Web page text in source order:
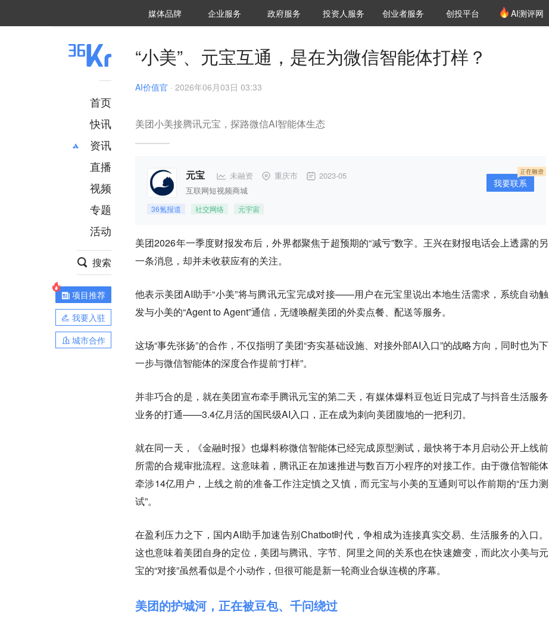
媒体品牌 36Kr研究院
企业服务 城市之窗
政府服务 VClub投资机构库
投资机构职位推介
投资人服务 创投氪堂
创业者服务 创投平台 AI测评网
首页
快讯
资讯
推荐
财经
项目推荐
安徽
直播
视频
专题
活动
搜索
项目推荐
我要入驻
城市合作
“小美”、元宝互通，是在为微信智能体打样？
AI价值官 · 2026年06月03日 03:33
美团小美接腾讯元宝，探路微信AI智能体生态
元宝 未融资 重庆市 2023-05
互联网短视频商城
36氪报道 社交网络 元宇宙
我要联系
美团2026年一季度财报发布后，外界都聚焦于超预期的“减亏”数字。王兴在财报电话会上透露的另
一条消息，却并未收获应有的关注。
他表示美团AI助手“小美”将与腾讯元宝完成对接——用户在元宝里说出本地生活需求，系统自动触
发与小美的“Agent to Agent”通信，无缝唤醒美团的外卖点餐、配送等服务。
这场“事先张扬”的合作，不仅指明了美团“夯实基础设施、对接外部AI入口”的战略方向，同时也为下
一步与微信智能体的深度合作提前“打样”。
并非巧合的是，就在美团宣布牵手腾讯元宝的第二天，有媒体爆料豆包近日完成了与抖音生活服务
业务的打通——3.4亿月活的国民级AI入口，正在成为刺向美团腹地的一把利刃。
就在同一天，《金融时报》也爆料称微信智能体已经完成原型测试，最快将于本月启动公开上线前
所需的合规审批流程。这意味着，腾讯正在加速推进与数百万小程序的对接工作。由于微信智能体
牵涉14亿用户，上线之前的准备工作注定慎之又慎，而元宝与小美的互通则可以作前期的“压力测
试”。
在盈利压力之下，国内AI助手加速告别Chatbot时代，争相成为连接真实交易、生活服务的入口。
这也意味着美团自身的定位，美团与腾讯、字节、阿里之间的关系也在快速嬗变，而此次小美与元
宝的“对接”虽然看似是个小动作，但很可能是新一轮商业合纵连横的序幕。
美团的护城河，正在被豆包、千问绕过